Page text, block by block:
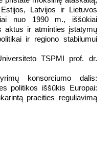
Latvijos ir Lietuvos
nuo 1990 m., iššūkiai
aktus ir atminties įstatymų
ir regiono stabilumui
TSPMI prof. dr.
konsorciumo dalis:
politikos iššūkis Europai:
praeities reguliavimą